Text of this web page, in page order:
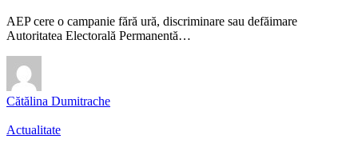
AEP cere o campanie fără ură, discriminare sau defăimare
Autoritatea Electorală Permanentă…
Cătălina Dumitrache
Actualitate